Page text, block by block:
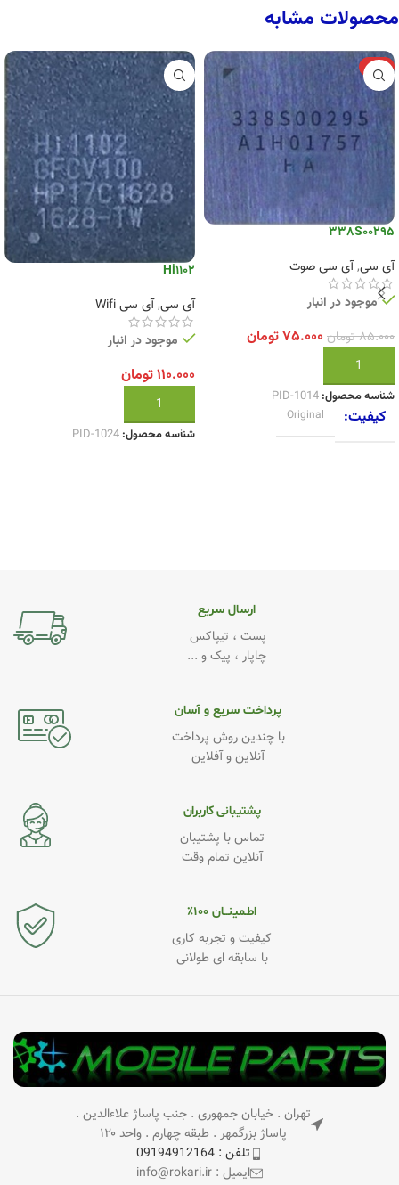
محصولات مشابه
-12%
338S00295
آی سی,آی سی صوت
موجود در انبار
۸۵.۰۰۰تومان ۷۵.۰۰۰تومان
افزودن به سبد خرید
شناسه محصول: PID-1014
کیفیت Original
Hi1102
آی سی,آی سی Wifi
موجود در انبار
۱۱۰.۰۰۰تومان
افزودن به سبد خرید
شناسه محصول: PID-1024
ارسال سریع
پست ، تیپاکس
چاپار ، پیک و ...
پرداخت سریع و آسان
با چندین روش پرداخت
آنلاین و آفلاین
پشتیبانی کاربران
تماس با پشتیبان
آنلاین تمام وقت
اطـمینــان ۱۰۰٪
کیفیت و تجربه کاری
با سابقه ای طولانی
تهران . خیابان جمهوری . جنب پاساژ علاءالدین .
پاساژ بزرگمهر . طبقه چهارم . واحد ۱۲۰
تلفن : 09194912164
ایمیل : info@rokari.ir